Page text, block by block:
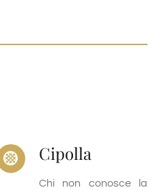
Cipolla
Chi non conosce la